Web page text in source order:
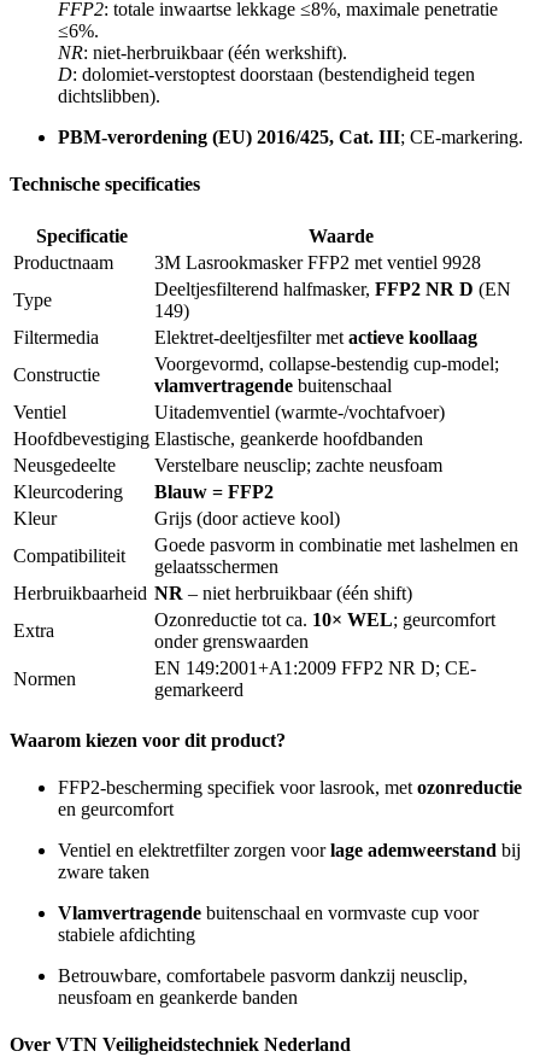
FFP2: totale inwaartse lekkage ≤8%, maximale penetratie
≤6%.
NR: niet-herbruikbaar (één werkshift).
D: dolomiet-verstoptest doorstaan (bestendigheid tegen
dichtslibben).
PBM-verordening (EU) 2016/425, Cat. III; CE-markering.
Technische specificaties
Specificatie
Waarde
Productnaam
3M Lasrookmasker FFP2 met ventiel 9928
Type
Deeltjesfilterend halfmasker, FFP2 NR D (EN
149)
Filtermedia
Elektret-deeltjesfilter met actieve koollaag
Constructie
Voorgevormd, collapse-bestendig cup-model;
vlamvertragende buitenschaal
Ventiel
Uitademventiel (warmte-/vochtafvoer)
Hoofdbevestiging Elastische, geankerde hoofdbanden
Neusgedeelte
Verstelbare neusclip; zachte neusfoam
Kleurcodering
Blauw = FFP2
Kleur
Grijs (door actieve kool)
Compatibiliteit
Goede pasvorm in combinatie met lashelmen en
gelaatsschermen
Herbruikbaarheid NR – niet herbruikbaar (één shift)
Extra
Ozonreductie tot ca. 10× WEL; geurcomfort
onder grenswaarden
Normen
EN 149:2001+A1:2009 FFP2 NR D; CE-
gemarkeerd
Waarom kiezen voor dit product?
FFP2-bescherming specifiek voor lasrook, met ozonreductie
en geurcomfort
Ventiel en elektretfilter zorgen voorlage ademweerstand bij
zware taken
Vlamvertragende buitenschaal en vormvaste cup voor
stabiele afdichting
Betrouwbare, comfortabele pasvorm dankzij neusclip,
neusfoam en geankerde banden
Over VTN Veiligheidstechniek Nederland